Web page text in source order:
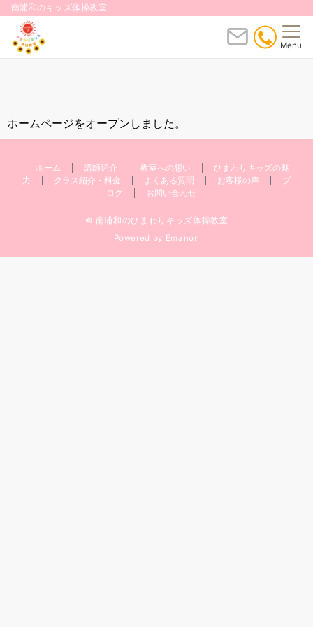
南浦和のキッズ体操教室
Menu
ホームページをオープンしました。
ホーム 講師紹介 教室への想い
ひまわりキッズの魅
力
クラス紹介・料金 よくある質問 お客様の声
ブ
ログ
お問い合わせ
© 南浦和のひまわりキッズ体操教室
Powered by Emanon